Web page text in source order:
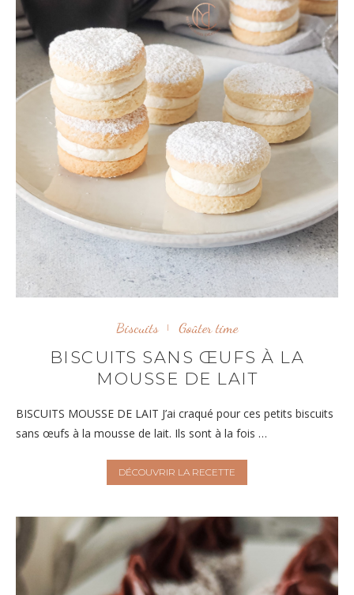
Biscuits Goûter time
BISCUITS SANS ŒUFS À LA
MOUSSE DE LAIT
BISCUITS MOUSSE DE LAIT J’ai craqué pour ces petits biscuits
sans œufs à la mousse de lait. Ils sont à la fois …
DÉCOUVRIR LA RECETTE